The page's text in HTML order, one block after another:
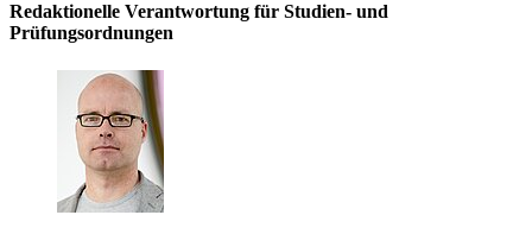
Redaktionelle Verantwortung für Studien- und
Prüfungsordnungen